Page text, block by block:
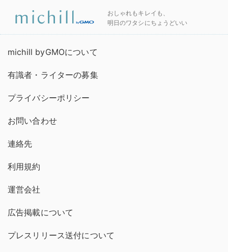
おしゃれもキレイも、
明日のワタシにちょうどいい
michill byGMOについて
有識者・ライターの募集
プライバシーポリシー
お問い合わせ
連絡先
利用規約
運営会社
広告掲載について
プレスリリース送付について